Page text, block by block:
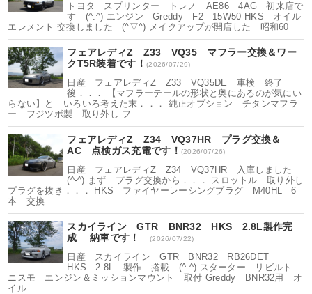
トヨタ スプリンター トレノ AE86 4AG 初来店で
す (^.^) エンジン Greddy F2 15W50 HKS オイル
エレメント 交換しました (^▽^) メイクアップが開店した 昭和60
フェアレディZ Z33 VQ35 マフラー交換＆ワー
クT5R装着です！ (2026/07/29)
日産 フェアレディZ Z33 VQ35DE 車検 終了
後．．． 【マフラーテールの形状と奥にあるのが気にい
らない】と いろいろ考えた末．．． 純正オプション チタンマフラ
ー フジツボ製 取り外し フ
フェアレディZ Z34 VQ37HR プラグ交換＆
AC 点検ガス充電です！ (2026/07/26)
日産 フェアレディZ Z34 VQ37HR 入庫しました
(^-^) まず プラグ交換から．．． スロットル 取り外し
プラグを抜き．．． HKS ファイヤーレーシングプラグ M40HL 6
本 交換
スカイライン GTR BNR32 HKS 2.8L製作完
成 納車です！
(2026/07/22)
日産 スカイライン GTR BNR32 RB26DET
HKS 2.8L 製作 搭載 (^-^) スターター リビルト
ニスモ エンジン＆ミッションマウント 取付 Greddy BNR32用 オ
イル